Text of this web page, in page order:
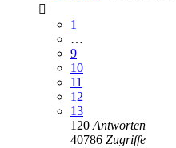
1
…
9
10
11
12
13
120 Antworten
40786 Zugriffe